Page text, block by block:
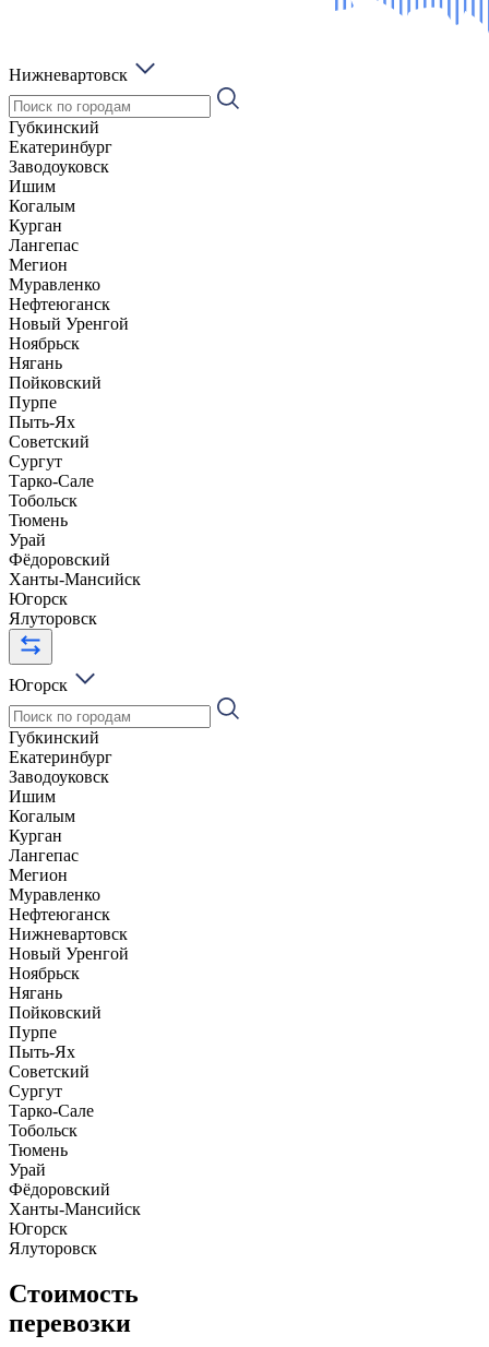
Нижневартовск
Губкинский
Екатеринбург
Заводоуковск
Ишим
Когалым
Курган
Лангепас
Мегион
Муравленко
Нефтеюганск
Новый Уренгой
Ноябрьск
Нягань
Пойковский
Пурпе
Пыть-Ях
Советский
Сургут
Тарко-Сале
Тобольск
Тюмень
Урай
Фёдоровский
Ханты-Мансийск
Югорск
Ялуторовск
Югорск
Губкинский
Екатеринбург
Заводоуковск
Ишим
Когалым
Курган
Лангепас
Мегион
Муравленко
Нефтеюганск
Нижневартовск
Новый Уренгой
Ноябрьск
Нягань
Пойковский
Пурпе
Пыть-Ях
Советский
Сургут
Тарко-Сале
Тобольск
Тюмень
Урай
Фёдоровский
Ханты-Мансийск
Югорск
Ялуторовск
Стоимость
перевозки